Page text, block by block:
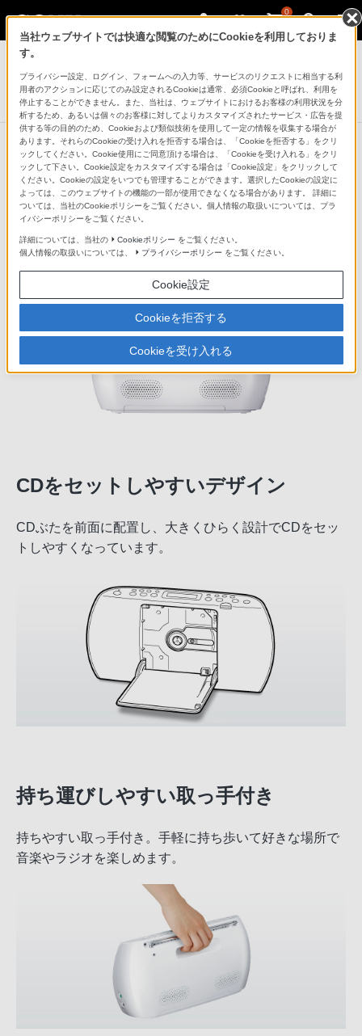
0
ラジオ／CDラジオ・ラジカセ
CDラジオ
ZS-E20CP
いろいろな場所にフィットする、フ
ラットな背面仕上げ
端子部を側面に配置することで、後ろ姿の美しい、スリ
ムなデザインを実現しました。背面がフラットになって
いるので狭い場所でもすっきり置けます。
CDをセットしやすいデザイン
CDぶたを前面に配置し、大きくひらく設計でCDをセッ
トしやすくなっています。
持ち運びしやすい取っ手付き
持ちやすい取っ手付き。手軽に持ち歩いて好きな場所で
音楽やラジオを楽しめます。
当社ウェブサイトでは快適な閲覧のためにCookieを利用しておりま
す。
プライバシー設定、ログイン、フォームへの入力等、サービスのリクエストに相当する利
用者のアクションに応じてのみ設定されるCookieは通常、必須Cookieと呼ばれ、利用を
停止することができません。また、当社は、ウェブサイトにおけるお客様の利用状況を分
析するため、あるいは個々のお客様に対してよりカスタマイズされたサービス・広告を提
供する等の目的のため、Cookieおよび類似技術を使用して一定の情報を収集する場合が
あります。それらのCookieの受け入れを拒否する場合は、「Cookieを拒否する」をクリ
ックしてください。Cookie使用にご同意頂ける場合は、「Cookieを受け入れる」をクリ
ックして下さい。Cookie設定をカスタマイズする場合は「Cookie設定」をクリックして
ください。Cookieの設定をいつでも管理することができます。選択したCookieの設定に
よっては、このウェブサイトの機能の一部が使用できなくなる場合があります。 詳細に
ついては、当社のCookieポリシーをご覧ください。個人情報の取扱いについては、プラ
イバシーポリシーをご覧ください。
詳細については、当社の Cookieポリシー をご覧ください。
個人情報の取扱いについては、
プライバシーポリシー をご覧ください。
Cookie設定
Cookieを拒否する
Cookieを受け入れる